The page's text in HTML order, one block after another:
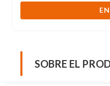
SOBRE EL